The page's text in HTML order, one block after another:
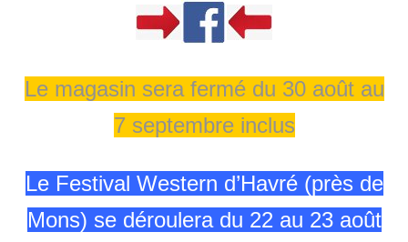
Le magasin sera fermé du 30 août au
7 septembre inclus
Le Festival Western d’Havré (près de
Mons) se déroulera du 22 au 23 août